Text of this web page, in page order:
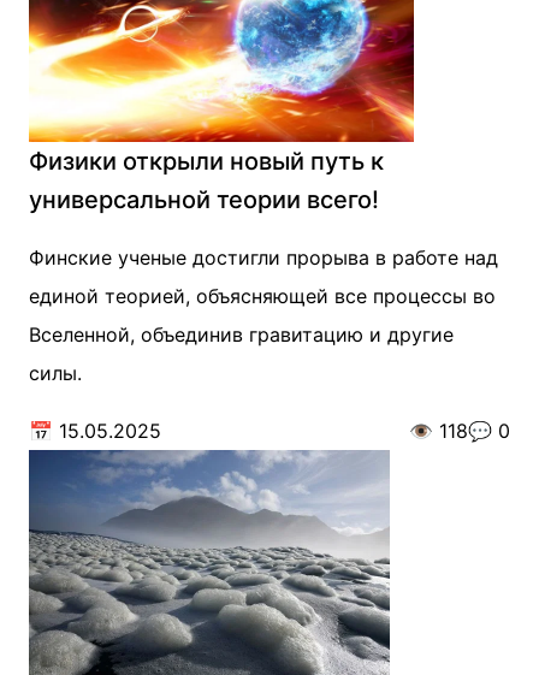
Физики открыли новый путь к
универсальной теории всего!
Финские ученые достигли прорыва в работе над
единой теорией, объясняющей все процессы во
Вселенной, объединив гравитацию и другие
силы.
📅 15.05.2025 👁️ 118💬 0